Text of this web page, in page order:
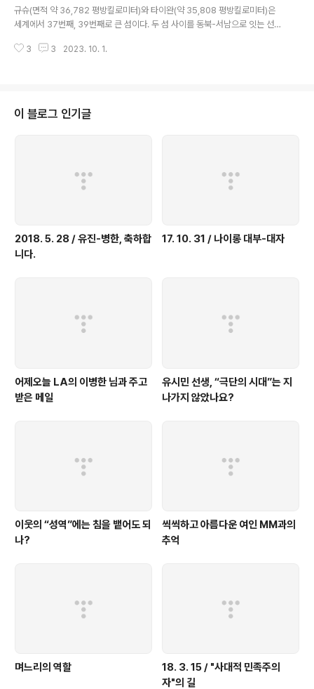
(臺灣府) 설치는 1684년이었다. https://en.wikipedia.org/wiki/Taiwan
_Strait#/media/File:Taiwan_relief_locati..
규슈(면적 약 36,782 평방킬로미터)와 타이완(약 35,808 평방킬로미터)은
세계에서 37번째, 39번째로 큰 섬이다. 두 섬 사이를 동북-서남으로 잇는 선을
면 약 4,642 평방킬로미터다. https://en.wikipedia.org/wiki/Ryukyu_Isl
이토와 센카쿠 군도가 있다. 서로 멀지 않은 위치에 있는 타이완과 류구 중 대륙
에서 가깝고 덩치도 ..
3 3 2023. 10. 1.
이 블로그 인기글
2018. 5. 28 / 유진-병한, 축하합
니다.
17. 10. 31 / 나이롱 대부-대자
어제오늘 LA의 이병한 님과 주고
받은 메일
유시민 선생, “극단의 시대”는 지
나가지 않았나요?
이웃의 “성역”에는 침을 뱉어도 되
나?
씩씩하고 아름다운 여인 MM과의
추억
며느리의 역할
18. 3. 15 / "사대적 민족주의
자"의 길